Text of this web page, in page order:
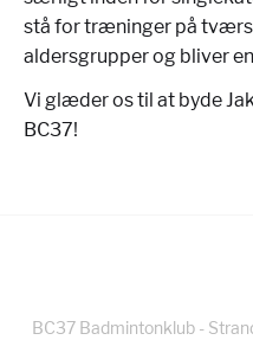
stå for træninger på tværs
aldersgrupper og bliver
Vi glæder os til at byde
BC37!
BC37 Badmintonklub -